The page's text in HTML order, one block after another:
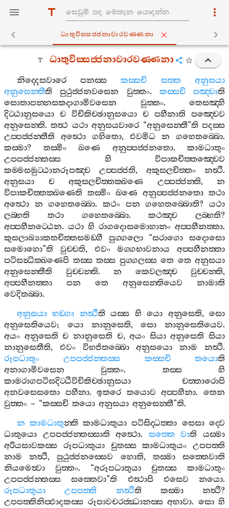
ධාතුවිස‍්සජ‍්ජනාවාරවණ‍්ණනා
ධාතුවිස‍්සජ‍්ජනාවාරවණ‍්ණනා
නිද‍්දෙසවාරෙ පනස‍්ස කස‍්සචි සත‍්ත
අනුසයා
අනුසෙන‍්තීති පුථුජ‍්ජනවසෙන වුත‍්තං. කස‍්සචි පඤ‍්චාති
සොතාපන‍්නසකදාගාමිවසෙන
වුත‍්තං. තෙසඤ‍්හි
දිට‍්ඨානුසයො ච විචිකිච‍්ඡානුසයො ච පහීනාති
පඤ‍්චෙව
අනුසෙන‍්ති.තත්‍ථ යථා අනුසයවාරෙ“අනුසෙන‍්තී”ති පදස‍්ස
උප‍්පජ‍්ජන‍්තීති
අත්‍ථො ගහිතො, එවමිධ න ගහෙතබ‍්බො.
කස‍්මා? තස‍්මිං ඛණෙ අනුප‍්පජ‍්ජනතො. කාමධාතුං
උපපජ‍්ජන‍්තස‍්ස
හි
විපාකචිත‍්තඤ‍්චෙව
කම‍්මසමුට‍්ඨානරූපඤ‍්ච
උප‍්පජ‍්ජති, අකුසලචිත‍්තං නත්‍ථි.
අනුසයා
ච අකුසලචිත‍්තක‍්ඛණෙ උප‍්පජ‍්ජන‍්ති, න
විපාකචිත‍්තක‍්ඛණෙති තස‍්මිං ඛණෙ අනුප‍්පජ‍්ජනතො තථා
අත්‍ථො න ගහෙතබ‍්බො.කථං පන ගහෙතබ‍්බොති?යථා
ලබ‍්භති
තථා ගහෙතබ‍්බො.කථඤ‍්ච ලබ‍්භති?
අප‍්පහීනට‍්ඨෙන. යථා හි රාගදොසමොහානං අප‍්පහීනත‍්තා.
කුසලාබ්‍යාකතචිත‍්තසමඞ‍්ගී
පුග‍්ගලො“සරාගො
සදොසො
සමොහො”ති වුච‍්චති, එවං මග‍්ගභාවනාය
අප‍්පහීනත‍්තා
පටිසන්‍ධික‍්ඛණෙපි තස‍්ස තස‍්ස පුග‍්ගලස‍්ස තෙ තෙ අනුසයා
අනුසෙන‍්තීති
වුච‍්චන‍්ති. න කෙවලඤ‍්ච වුච‍්චන‍්ති,
අප‍්පහීනත‍්තා
පන තෙ අනුසෙන‍්තියෙව
නාමාති
වෙදිතබ‍්බා.
අනුසයා භඞ‍්ගා නත්‍ථීති යස‍්ස හි යො අනුසෙති,සො
අනුසෙතියෙව; යො නානුසෙති,සො නානුසෙතියෙව.
අයං අනුසෙති ච නානුසෙති ච,අයං සියා අනුසෙති සියා
නානුසෙතීති, එවං විභජිතබ‍්බො අනුසයො නාම නත්‍ථි.
රූපධාතුං
උපපජ‍්ජන‍්තස‍්ස කස‍්සචි තයොති
අනාගාමිවසෙන
වුත‍්තං. තස‍්ස
හි
කාමරාගපටිඝදිට‍්ඨිවිචිකිච‍්ඡානුසයා
චත‍්තාරොපි
අනවසෙසතො පහීනා.ඉතරෙ තයොව අප‍්පහීනා.තෙන
වුත‍්තං – “කස‍්සචි තයො අනුසයා අනුසෙන‍්තී”ති.
න කාමධාතුන‍්ති කාමධාතුයා පටිසිද‍්ධත‍්තා සෙසා ද‍්වෙ
ධාතුයො
උපපජ‍්ජන‍්තස‍්සාති අත්‍ථො. සත‍්තෙ වාති
යස‍්මා
අරියසාවකස‍්ස
රූපධාතුයා චුතස‍්ස කාමධාතුයං
උපපත‍්ති
නාම
නත්‍ථි,පුථුජ‍්ජනස‍්සෙව හොති, තස‍්මා
සත‍්තෙවාති
නියමෙත්‍වා
වුත‍්තං. “අරූපධාතුයා චුතස‍්ස
කාමධාතුං
උපපජ‍්ජන‍්තස‍්ස
සත‍්තෙවා”ති එත්‍ථාපි එසෙව නයො.
රූපධාතුයා
උපපත‍්ති නත්‍ථීති කස‍්මා නත්‍ථි?
උපපත‍්තිනිප‍්ඵාදකස‍්ස රූපාවචරජ‍්ඣානස‍්ස අභාවා. සො හි